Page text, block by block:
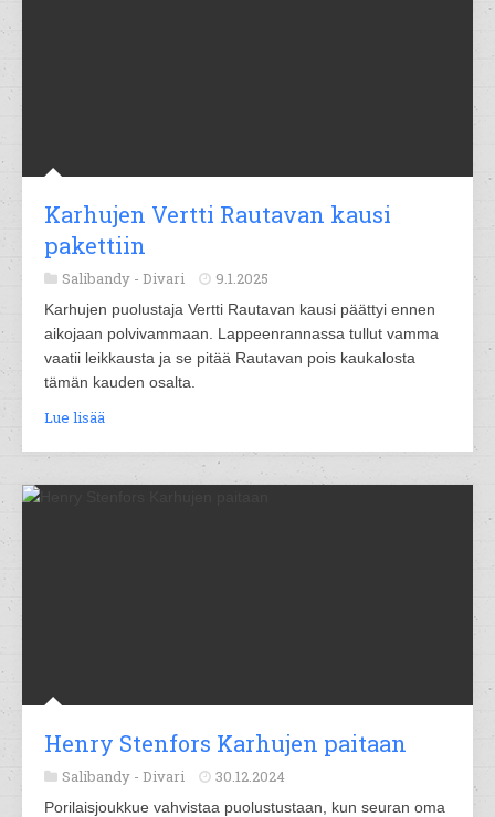
Karhujen Vertti Rautavan kausi
pakettiin
Salibandy - Divari 9.1.2025
Karhujen puolustaja Vertti Rautavan kausi päättyi ennen
aikojaan polvivammaan. Lappeenrannassa tullut vamma
vaatii leikkausta ja se pitää Rautavan pois kaukalosta
tämän kauden osalta.
Lue lisää
Henry Stenfors Karhujen paitaan
Salibandy - Divari 30.12.2024
Porilaisjoukkue vahvistaa puolustustaan, kun seuran oma